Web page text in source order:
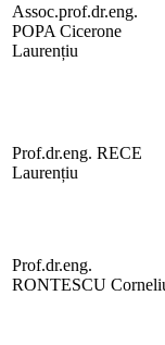
Assoc.prof.dr.eng.
POPA Cicerone
Laurențiu
Prof.dr.eng. RECE
Laurențiu
Prof.dr.eng.
RONTESCU